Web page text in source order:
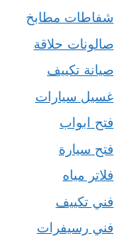
شفاطات مطابخ
صالونات حلاقة
صيانة تكييف
غسيل سيارات
فتح ابواب
فتح سيارة
فلاتر مياه
فني تكييف
فني رسيفرات